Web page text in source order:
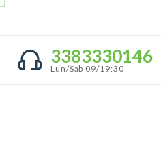
3383330146
Lun/Sab 09/19:30